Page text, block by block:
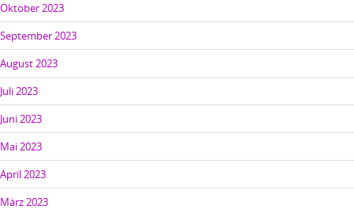
Oktober 2023
September 2023
August 2023
Juli 2023
Juni 2023
Mai 2023
April 2023
März 2023